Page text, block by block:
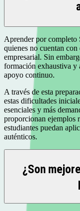
Aprender por completo
quienes no cuentan
empresarial. Sin
formación exhaustiva y
apoyo continuo.
A través de esta
estas dificultades
esenciales y más
proporcionan ejemplos
estudiantes puedan
auténticos.
¿Son